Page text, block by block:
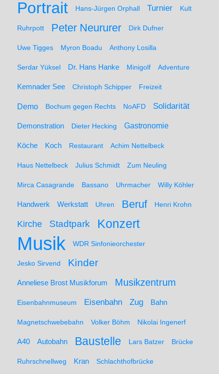
Portrait Hans-Jürgen Orphall Turnier Kult
Ruhrpott Peter Neururer Dirk Dufner
Uwe Tigges Myron Boadu Anthony Losilla
Serdar Yüksel Dr. Hans Hanke Minigolf Adventure
Kemnader See Christoph Schipper Freizeit
Demo Bochum gegen Rechts NoAFD Solidarität
Demonstration Dieter Hecking Gastronomie
Köche Koch Restaurant Achim Nettelbeck
Haus Nettelbeck Julius Schmidt Zum Neuling
Mirca Casagrande Bassano Uhrmacher Willy Köhler
Handwerk Werkstatt Uhren Beruf Henri Krohn
Kirche Stadtpark Konzert
Musik WDR Sinfonieorchester
Jesko Sirvend Kinder
Anneliese Brost Musikforum Musikzentrum
Eisenbahnmuseum Eisenbahn Zug Bahn
Magnetschwebebahn Volker Böhm Nikolai Ingenerf
A40 Autobahn Baustelle Lars Batzer Brücke
Ruhrschnellweg Kran Schlachthofbrücke